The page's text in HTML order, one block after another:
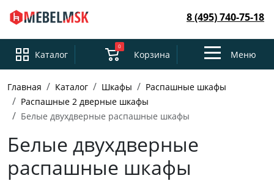
8 (495) 740-75-18
Каталог
0
Корзина
ToggleМеню
Главная Каталог Шкафы
Распашные шкафы
Распашные 2 дверные шкафы
Белые двухдверные распашные шкафы
Белые двухдверные
распашные шкафы